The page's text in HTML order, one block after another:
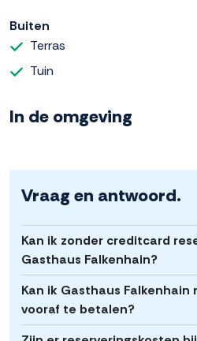
Buiten
Terras
Tuin
In de omgeving
Vraag en antwoord.
Kan ik zonder creditcard
Gasthaus Falkenhain?
Kan ik Gasthaus Falkenhain
vooraf te betalen?